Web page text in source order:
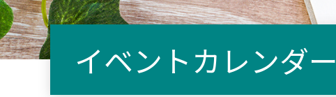
イベントカレンダー